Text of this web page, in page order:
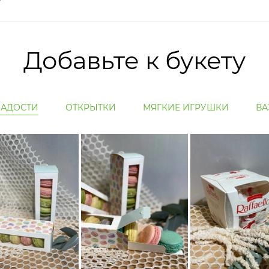
Добавьте к букету
ОТКРЫТКИ МЯГКИЕ ИГРУШКИ